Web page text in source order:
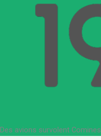
Des avions survolent Comines